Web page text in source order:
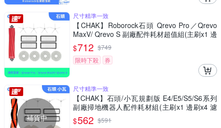
尺寸精準一致
【CHAK】Roborock石頭 Qrevo Pro／Qrevo
MaxV/ Qrevo S 副廠配件耗材超值組(主刷x1 邊
刷x4 濾網x4 拖布x4)
$712 $749
限時下殺
券
補貨中
尺寸精準一致
【CHAK】石頭/小瓦規劃版 E4/E5/S5/S6系列
副廠掃地機器人配件耗材組(主刷x1 邊刷x4 濾
網x4 拖布x2)
$562 $591